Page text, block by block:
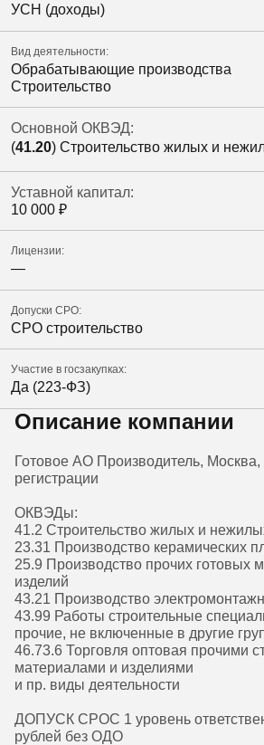
УСН (доходы)
Вид деятельности:
Обрабатывающие производства
Строительство
Основной ОКВЭД:
(41.20) Строительство жилых и
Уставной капитал:
10 000 ₽
Лицензии:
—
Допуски СРО:
СРО строительство
Участие в госзакупках:
Да (223-ФЗ)
Описание компании
Готовое АО Производитель, Москва,
регистрации
ОКВЭДы:
41.2 Строительство жилых и
23.31 Производство керамических
25.9 Производство прочих готовых
изделий
43.21 Производство
43.99 Работы строительные
прочие, не включенные в другие
46.73.6 Торговля оптовая прочими
материалами и изделиями
и пр. виды деятельности
ДОПУСК СРОС 1 уровень
рублей без ОДО